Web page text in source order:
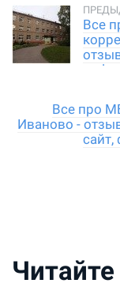
Все
Все про
Иваново -